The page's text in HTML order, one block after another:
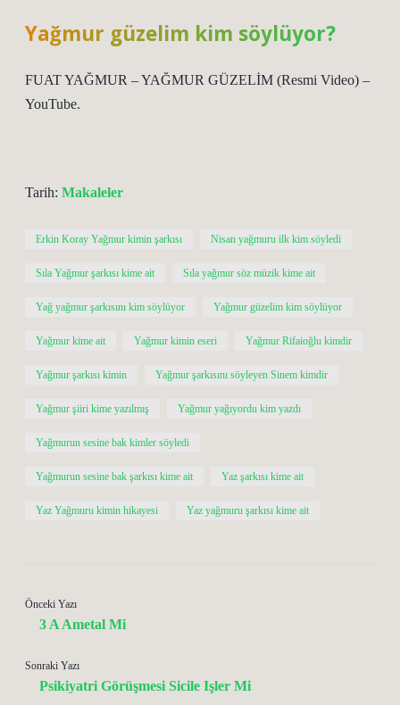
Yağmur güzelim kim söylüyor?
FUAT YAĞMUR – YAĞMUR GÜZELİM (Resmi Video) –
YouTube.
Tarih: Makaleler
Erkin Koray Yağmur kimin şarkısı Nisan yağmuru ilk kim söyledi
Sıla Yağmur şarkısı kime ait Sıla yağmur söz müzik kime ait
Yağ yağmur şarkısını kim söylüyor Yağmur güzelim kim söylüyor
Yağmur kime ait Yağmur kimin eseri Yağmur Rifaioğlu kimdir
Yağmur şarkısı kimin Yağmur şarkısını söyleyen Sinem kimdir
Yağmur şiiri kime yazılmış Yağmur yağıyordu kim yazdı
Yağmurun sesine bak kimler söyledi
Yağmurun sesine bak şarkısı kime ait Yaz şarkısı kime ait
Yaz Yağmuru kimin hikayesi Yaz yağmuru şarkısı kime ait
Önceki Yazı
3 A Ametal Mi
Sonraki Yazı
Psikiyatri Görüşmesi Sicile Işler Mi